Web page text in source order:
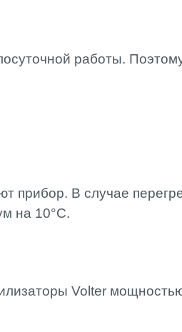
работы.
прибор. В случае
на 10°C.
Volter